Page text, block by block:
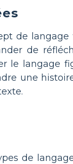
de
de
le langage
une
de